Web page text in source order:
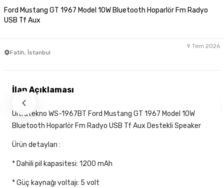
Ford Mustang GT 1967 Model 10W Bluetooth Hoparlör Fm Radyo
USB Tf Aux
Fatih, İstanbul
9 Tem 2026
İlan Açıklaması
Ultratekno WS-1967BT Ford Mustang GT 1967 Model 10W
Bluetooth Hoparlör Fm Radyo USB Tf Aux Destekli Speaker
Ürün detayları :
* Dahili pil kapasitesi: 1200 mAh
* Güç kaynağı voltajı: 5 volt